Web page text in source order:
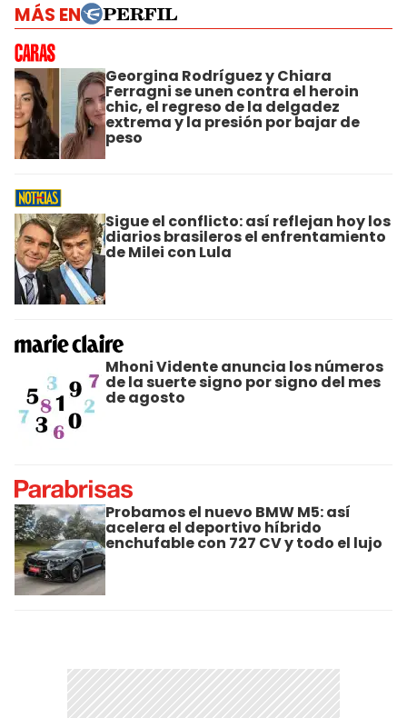
MÁS EN
Georgina Rodríguez y Chiara
Ferragni se unen contra el heroin
chic, el regreso de la delgadez
extrema y la presión por bajar de
peso
Sigue el conflicto: así reflejan hoy los
diarios brasileros el enfrentamiento
de Milei con Lula
Mhoni Vidente anuncia los números
de la suerte signo por signo del mes
de agosto
Probamos el nuevo BMW M5: así
acelera el deportivo híbrido
enchufable con 727 CV y todo el lujo